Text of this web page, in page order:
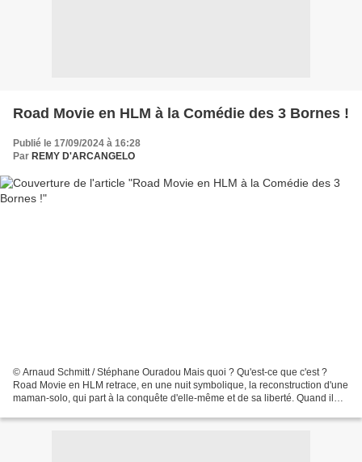
Road Movie en HLM à la Comédie des 3 Bornes !
Publié le 17/09/2024 à 16:28
Par REMY D'ARCANGELO
© Arnaud Schmitt / Stéphane Ouradou Mais quoi ? Qu'est-ce que c'est ?
Road Movie en HLM retrace, en une nuit symbolique, la reconstruction d'une
maman-solo, qui part à la conquête d'elle-même et de sa liberté. Quand il